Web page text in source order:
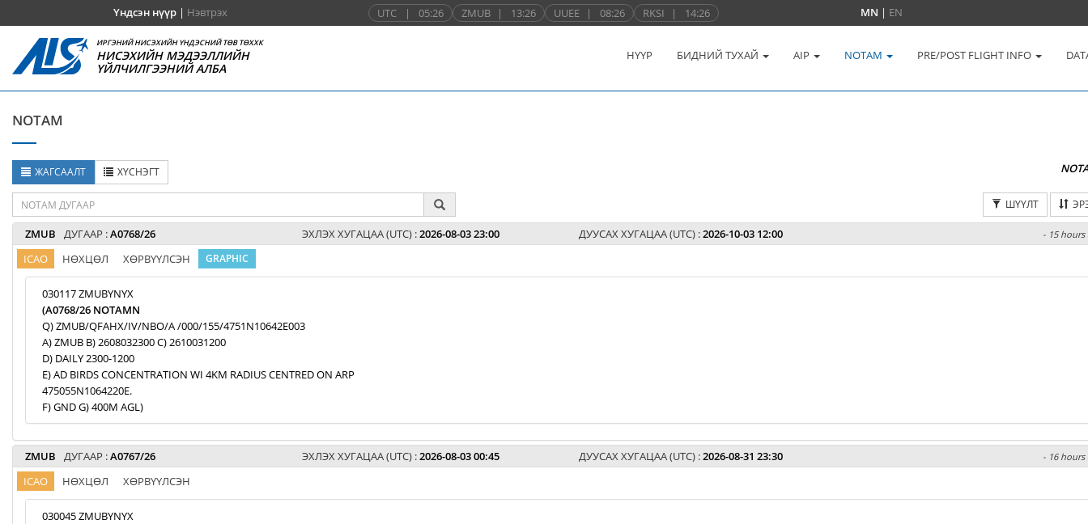
Үндсэн нүүр| Нэвтрэх UTC | 05:26 ZMUB | 13:26 UUEE | 08:26 RKSI | 14:26 MN | EN
ИРГЭНИЙ НИСЭХИЙН ҮНДЭСНИЙ ТӨВ ТӨХХК
НИСЭХИЙН МЭДЭЭЛЛИЙН
ҮЙЛЧИЛГЭЭНИЙ АЛБА
НҮҮР БИДНИЙ ТУХАЙ AIP NOTAM PRE/POST FLIGHT INFO
NOTAM
ЖАГСААЛТ ХҮСНЭГТ
ШҮҮЛТ
ZMUB ДУГААР :A0768/26 ЭХЛЭХ ХУГАЦАА (UTC) :2026-08-03 23:00 ДУУСАХ ХУГАЦАА (UTC) :2026-10-03 12:00 - 15 hours
ICAO НӨХЦӨЛ ХӨРВҮҮЛСЭН GRAPHIC
030117 ZMUBYNYX
(A0768/26 NOTAMN
Q) ZMUB/QFAHX/IV/NBO/A /000/155/4751N10642E003
A) ZMUB B) 2608032300 C) 2610031200
D) DAILY 2300-1200
E) AD BIRDS CONCENTRATION WI 4KM RADIUS CENTRED ON ARP
475055N1064220E.
F) GND G) 400M AGL)
ZMUB ДУГААР :A0767/26 ЭХЛЭХ ХУГАЦАА (UTC) :2026-08-03 00:45 ДУУСАХ ХУГАЦАА (UTC) :2026-08-31 23:30 - 16 hours
ICAO НӨХЦӨЛ ХӨРВҮҮЛСЭН
030045 ZMUBYNYX